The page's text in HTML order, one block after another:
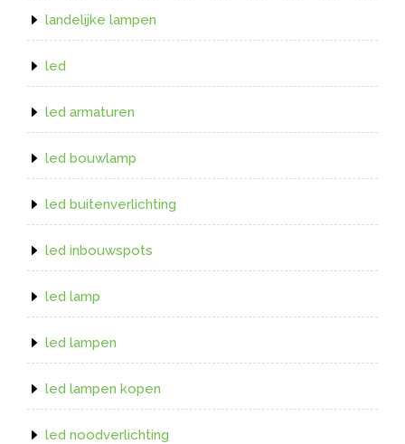
landelijke lampen
led
led armaturen
led bouwlamp
led buitenverlichting
led inbouwspots
led lamp
led lampen
led lampen kopen
led noodverlichting